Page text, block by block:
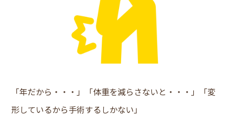
「年だから・・・」「体重を減らさないと・・・」「変
形しているから手術するしかない」